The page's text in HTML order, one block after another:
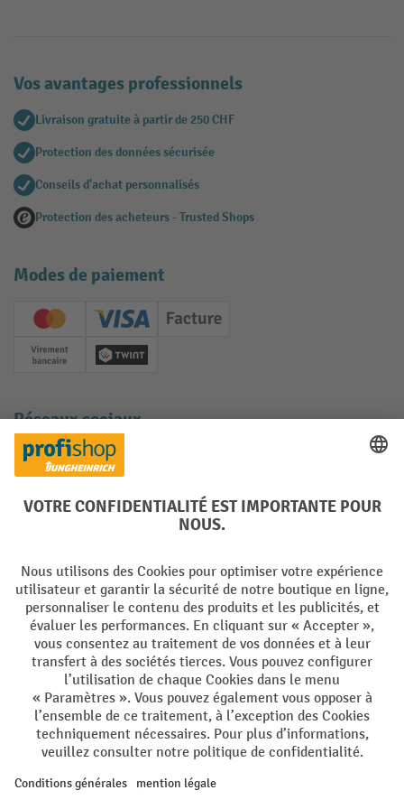
Vos avantages professionnels
Livraison gratuite à partir de 250 CHF
Protection des données sécurisée
Conseils d'achat personnalisés
Protection des acheteurs - Trusted Shops
Modes de paiement
Creditcard (Master)Creditcard (Visa)
Facture
Paiement anticipé
Twint
Réseaux sociaux
Facebook
YouTube
LinkedInInstagram
Conditions générales de vente Mentions Légales
Protection des Données Politique de cookies
All prices excl. VAT plusshipping costsand possible delivery charges,
if not stated otherwise.
s'applique pas aux prix spéciaux. Il n'est pas possible de le combiner